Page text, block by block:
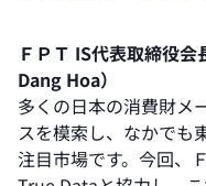
ＦＰＴ IS代表取締役
Dang Hoa）
多くの日本の消費財メ
スを模索し、なかでも
注目市場です。今回、